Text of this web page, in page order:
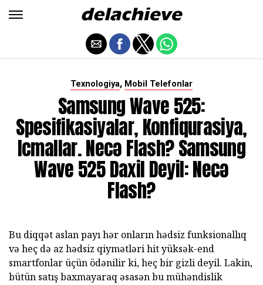
Texnologiya, Mobil Telefonlar
Samsung Wave 525:
Spesifikasiyalar, Konfiqurasiya,
Icmallar. Necə Flash? Samsung
Wave 525 Daxil Deyil: Necə
Flash?
Bu diqqət aslan payı hər onların hədsiz funksionallıq
və heç də az hədsiz qiymətləri hit yüksək-end
smartfonlar üçün ödənilir ki, heç bir gizli deyil. Lakin,
bütün satış baxmayaraq əsasən bu mühəndislik